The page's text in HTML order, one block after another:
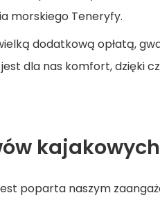
morskiego Teneryfy.
dodatkową opłatą,
dla nas komfort, dzięki
poparta naszym